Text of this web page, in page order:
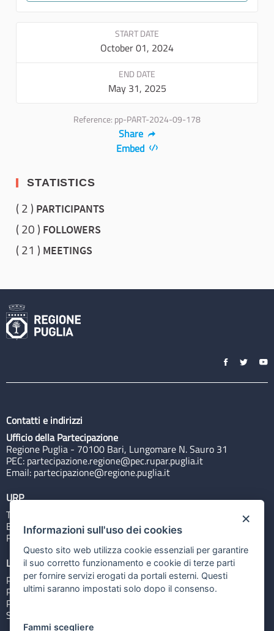
START DATE
October 01, 2024
END DATE
May 31, 2025
Reference: pp-PART-2024-09-178
Share
Embed
STATISTICS
2 PARTICIPANTS
20 FOLLOWERS
21 MEETINGS
Contatti e indirizzi
Ufficio della Partecipazione
Regione Puglia - 70100 Bari, Lungomare N. Sauro 31
PEC: partecipazione.regione@pec.rupar.puglia.it
Email: partecipazione@regione.puglia.it
URP
Tel: 800713939
Email:quiregione@regione.puglia.it
Rubrica
Link utili
Portale Istituzionale
PO FESR Puglia 2014-2020
PSR Puglia 2014-2020
Sistema Puglia
×
Informazioni sull'uso dei cookies
Questo sito web utilizza cookie essenziali per garantire
il suo corretto funzionamento e cookie di terze parti
per fornire servizi erogati da portali esterni. Questi
ultimi saranno impostati solo dopo il consenso.
Fammi scegliere